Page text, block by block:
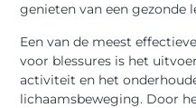
genieten van een gezonde
Een van de meest
voor blessures is het
activiteit en het
lichaamsbeweging. Door